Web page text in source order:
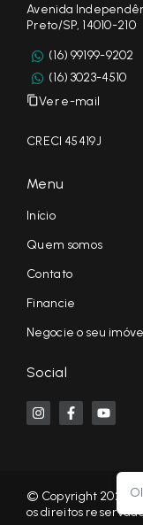
Avenida
Preto/SP, 14010-210
(16) 99199-9202
(16) 3023-4510
Ver e-mail
CRECI 45419J
Menu
Início
Quem somos
Contato
Financie
Negocie o seu
Social
© Copyright 2026 -
os direitos